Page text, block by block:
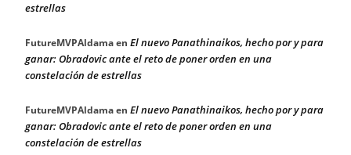
estrellas
FutureMVPAldamaen El nuevo Panathinaikos, hecho por y para
ganar: Obradovic ante el reto de poner orden en una
constelación de estrellas
FutureMVPAldamaen El nuevo Panathinaikos, hecho por y para
ganar: Obradovic ante el reto de poner orden en una
constelación de estrellas